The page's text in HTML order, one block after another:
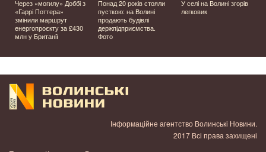
Через «могилу» Доббі з
«Гаррі Поттера»
змінили маршрут
енергопроєкту за £430
млн у Британії
Понад 20 років стояли
пусткою: на Волині
продають будівлі
держпідприємства.
Фото
У селі на Волині згорів
легковик
Інформаційне агентство Волинські Новини.
2017 Всі права захищені